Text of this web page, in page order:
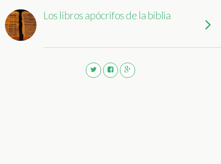
Los libros apócrifos de la biblia